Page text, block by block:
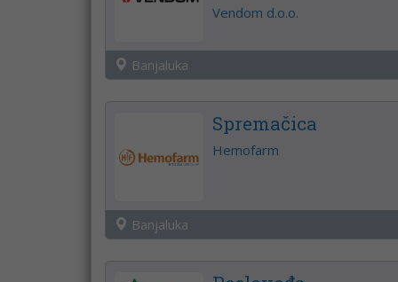
Vendom d.o.o.
Banjaluka
Spremačica
Hemofarm
Banjaluka